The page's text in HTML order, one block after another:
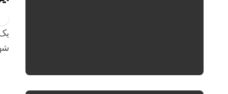
یک نویسنده ادبیات کودک و نوجوان با اشاره به تأکیدات رهبر